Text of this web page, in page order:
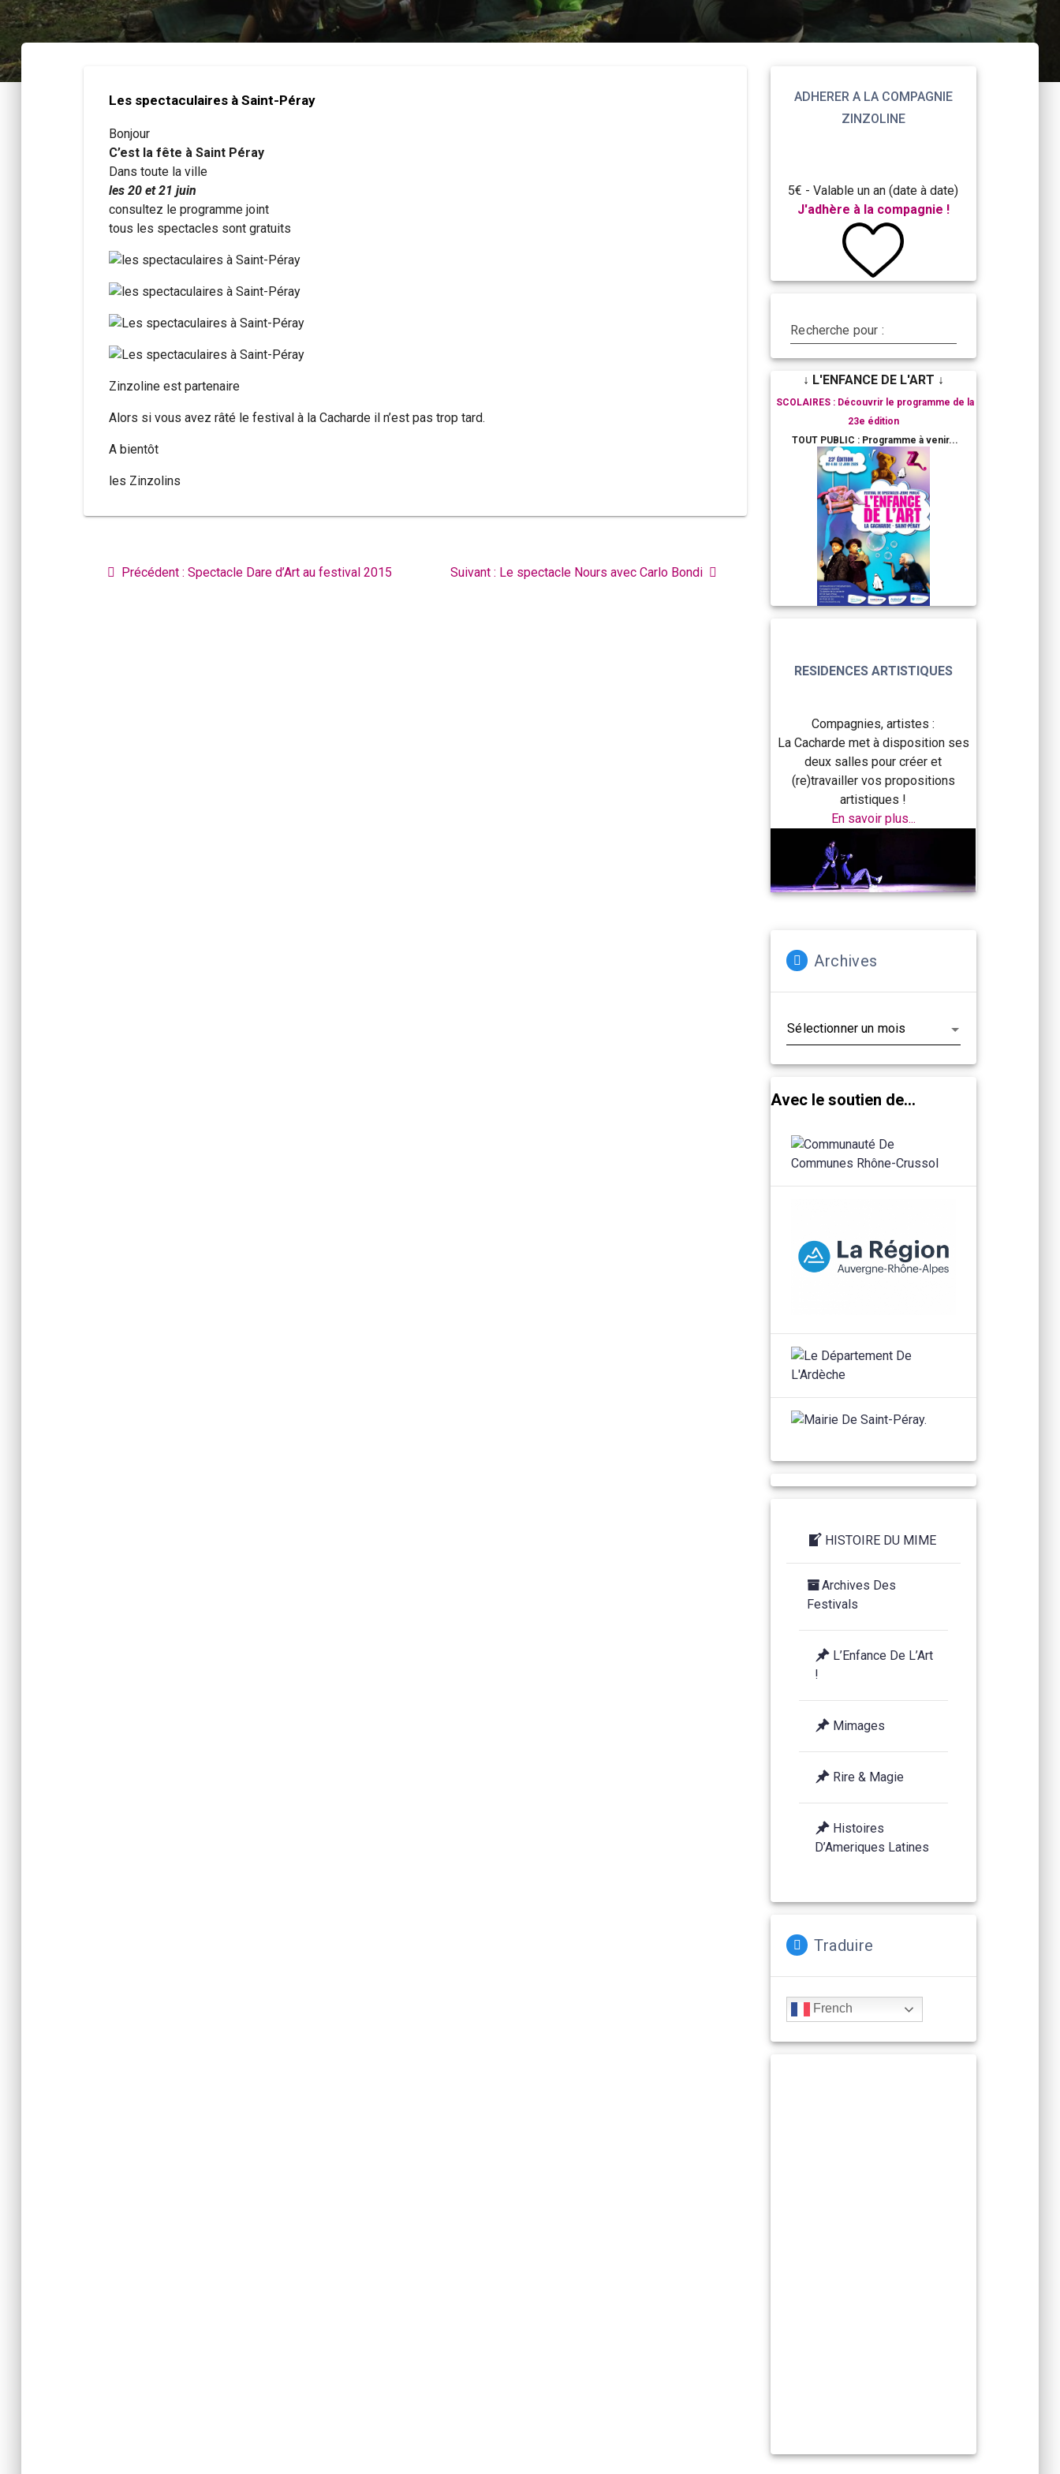
Les spectaculaires à Saint-Péray
Bonjour
C’est la fête à Saint Péray
Dans toute la ville
les 20 et 21 juin
consultez le programme joint
tous les spectacles sont gratuits
Zinzoline est partenaire
Alors si vous avez râté le festival à la Cacharde il n’est pas trop tard.
A bientôt
les Zinzolins
Précédent : Article
Spectacle Dare d’Art au festival 2015 Suivant : Article
Le spectacle Nours avec Carlo Bondi
ADHERER A LA COMPAGNIE
ZINZOLINE
5€ - Valable un an (date à date)
J'adhère à la compagnie !
Recherche pour :
↓ L'ENFANCE DE L'ART ↓
SCOLAIRES : Découvrir le programme de la
23e édition
TOUT PUBLIC : Programme à venir...
RESIDENCES ARTISTIQUES
Compagnies, artistes :
La Cacharde met à disposition ses
deux salles pour créer et
(re)travailler vos propositions
artistiques !
En savoir plus...
Archives
Avec le soutien de...
HISTOIRE DU MIME
Archives Des
Festivals
L’Enfance De L’Art
!
Mimages
Rire & Magie
Histoires
D’Ameriques Latines
Traduire
French